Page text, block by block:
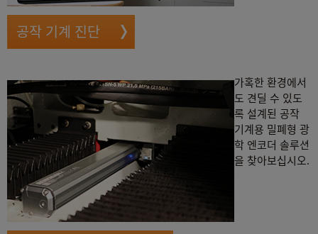
공작 기계 진단
가혹한 환경에서
도 견딜 수 있도
록 설계된 공작
기계용 밀폐형 광
학 엔코더 솔루션
을 찾아보십시오.